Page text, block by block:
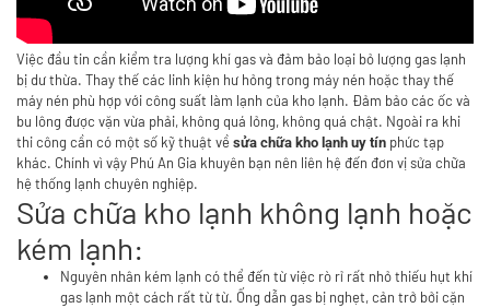
Việc đầu tin cần kiểm tra lượng khí gas và đảm bảo loại bỏ lượng gas lạnh
bị dư thừa. Thay thế các linh kiện hư hỏng trong máy nén hoặc thay thế
máy nén phù hợp với công suất làm lạnh của kho lạnh. Đảm bảo các ốc và
bu lông được vặn vừa phải, không quá lỏng, không quá chật. Ngoài ra khi
thi công cần có một số kỹ thuật về sửa chữa kho lạnh uy tín phức tạp
khác. Chính vì vậy Phú An Gia khuyên bạn nên liên hệ đến đơn vị sửa chữa
hệ thống lạnh chuyên nghiệp.
Sửa chữa kho lạnh không lạnh hoặc
kém lạnh:
Nguyên nhân kém lạnh có thể đến từ việc rò rỉ rất nhỏ thiếu hụt khí
gas lạnh một cách rất từ từ. Ống dẫn gas bị nghẹt, cản trở bởi cặn